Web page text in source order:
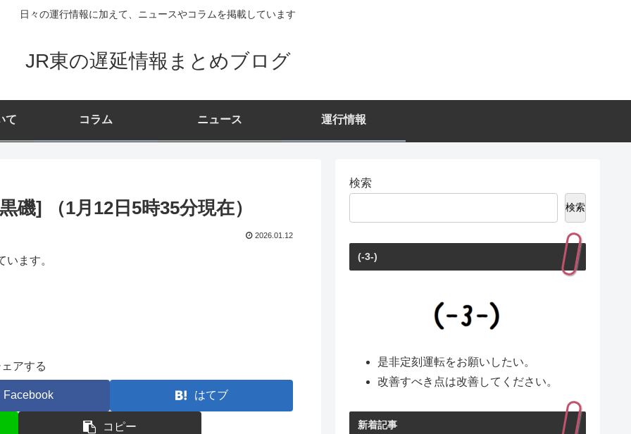
日々の運行情報に加えて、ニュースやコラムを掲載しています
JR東の遅延情報まとめブログ
て コラム ニュース 運行情報
磯] （1月12日5時35分現在）
2026.01.12
ます。
ェアする
Facebook はてブ
コピー
検索
検索
(-3-)
是非定刻運転をお願いしたい。
改善すべき点は改善してください。
新着記事